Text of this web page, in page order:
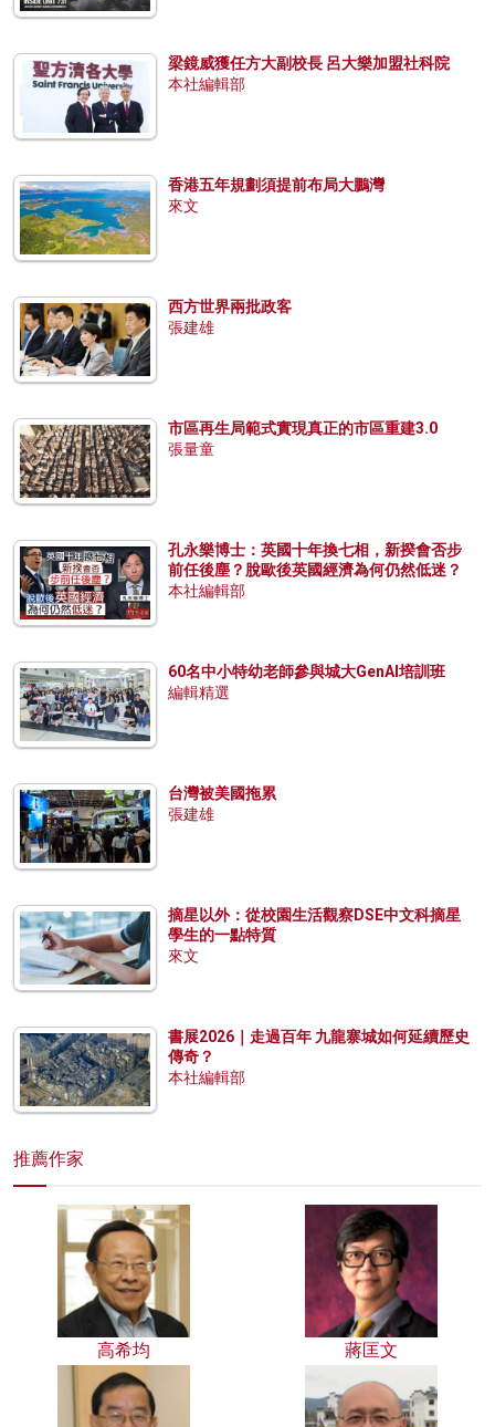
梁鏡威獲任方大副校長 呂大樂加盟社科院
本社編輯部
香港五年規劃須提前布局大鵬灣
來文
西方世界兩批政客
張建雄
市區再生局範式實現真正的市區重建3.0
張量童
孔永樂博士：英國十年換七相，新揆會否步
前任後塵？脫歐後英國經濟為何仍然低迷？
本社編輯部
60名中小特幼老師參與城大GenAI培訓班
編輯精選
台灣被美國拖累
張建雄
摘星以外：從校園生活觀察DSE中文科摘星
學生的一點特質
來文
書展2026｜走過百年 九龍寨城如何延續歷史
傳奇？
本社編輯部
推薦作家
高希均 蔣匡文